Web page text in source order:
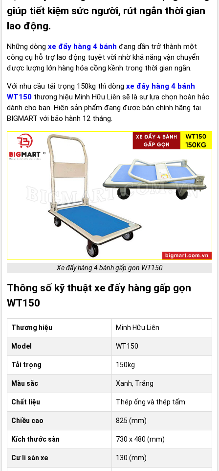
giúp tiết kiệm sức người, rút ngắn thời gian
lao động.
Những dòng xe đẩy hàng 4 bánh đang dần trở thành một
công cụ hỗ trợ lao động tuyệt vời nhờ khả năng vận chuyển
được lượng lớn hàng hóa cồng kềnh trong thời gian ngắn.
Với nhu cầu tải trọng 150kg thì dòng xe đẩy hàng 4 bánh
WT150 thương hiệu Minh Hữu Liên sẽ là sự lựa chọn hoàn hảo
dành cho bạn. Hiện sản phẩm đang được bán chính hãng tại
BIGMART với bảo hành 12 tháng.
Xe đẩy hàng 4 bánh gấp gọn WT150
Thông số kỹ thuật xe đẩy hàng gấp gọn
WT150
Thương hiệu Minh Hữu Liên
Model WT150
Tải trọng 150kg
Màu sắc Xanh, Trắng
Chất liệu Thép ống và thép tấm
Chiều cao 825 (mm)
Kích thước sàn 730 x 480 (mm)
Cư li sàn xe 130 (mm)